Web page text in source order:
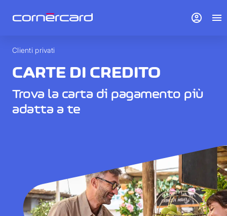
Clienti privati
CARTE DI CREDITO
Trova la carta di pagamento più
adatta a te
account_circle menu